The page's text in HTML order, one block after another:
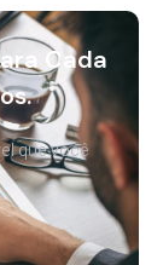
Cada
que você